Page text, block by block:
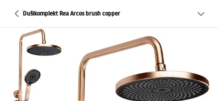
Dušikomplekt Rea Arcos brush copper